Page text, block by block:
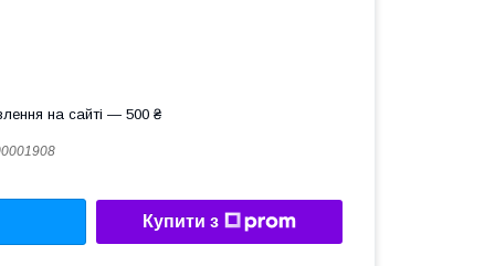
на сайті — 500 ₴
Купити з